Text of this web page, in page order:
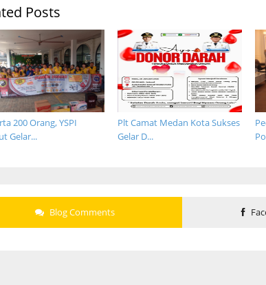
Posts
Plt Camat Medan Kota Sukses
Gelar D...
200 Orang, YSPI
Gelar...
Blog Comments